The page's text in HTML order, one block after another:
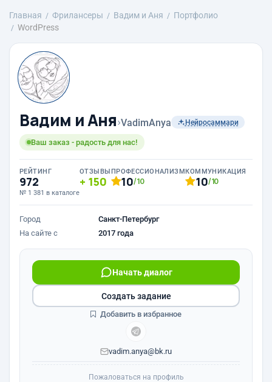
Главная Фрилансеры Вадим и Аня
Портфолио
WordPress
Вадим и Аня›VadimAnya Нейросаммари
Ваш заказ - радость для нас!
РЕЙТИНГ
972
№ 1 381 в каталоге
ОТЗЫВЫ
150
ПРОФЕССИОНАЛИЗМ
10/10
КОММУНИКАЦИЯ
10/10
Город
Санкт-Петербург
На сайте с
2017 года
Начать диалог
vadim.anya@bk.ru
Создать задание
Добавить в избранное
Пожаловаться на профиль